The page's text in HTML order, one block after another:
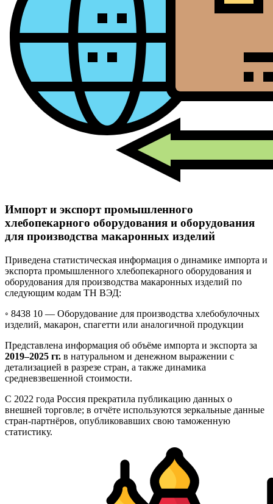
Импорт и экспорт промышленного
хлебопекарного оборудования и оборудования
для производства макаронных изделий
Приведена статистическая информация о динамике импорта и
экспорта промышленного хлебопекарного оборудования и
оборудования для производства макаронных изделий по
следующим кодам ТН ВЭД:
◦ 8438 10 — Оборудование для производства хлебобулочных
изделий, макарон, спагетти или аналогичной продукции
Представлена информация об объёме импорта и экспорта за
2019–2025 гг. в натуральном и денежном выражении с
детализацией в разрезе стран, а также динамика
средневзвешенной стоимости.
С 2022 года Россия прекратила публикацию данных о
внешней торговле; в отчёте используются зеркальные данные
стран-партнёров, опубликовавших свою таможенную
статистику.